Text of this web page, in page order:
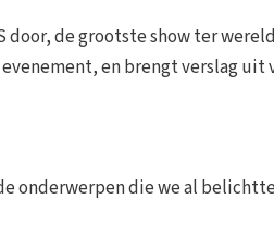
door, de grootste show ter
en brengt verslag
die we al